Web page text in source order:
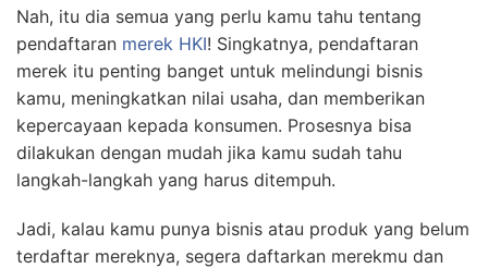
Nah, itu dia semua yang perlu kamu tahu tentang
pendaftaran merek HKI! Singkatnya, pendaftaran
merek itu penting banget untuk melindungi bisnis
kamu, meningkatkan nilai usaha, dan memberikan
kepercayaan kepada konsumen. Prosesnya bisa
dilakukan dengan mudah jika kamu sudah tahu
langkah-langkah yang harus ditempuh.
Jadi, kalau kamu punya bisnis atau produk yang belum
terdaftar mereknya, segera daftarkan merekmu dan